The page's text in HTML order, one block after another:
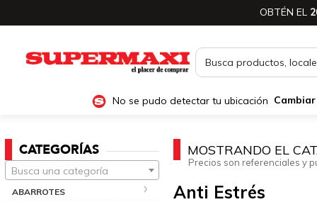
OBTÉN EL
No se pudo detectar tu ubicación Cambiar
CATEGORÍAS
Busca una categoría
ABARROTES
MOSTRANDO EL
Precios son referenciales y
Anti Estrés